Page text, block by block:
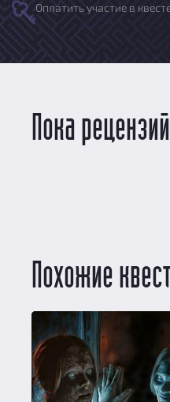
Оплатить участие в
Пока
Похожие